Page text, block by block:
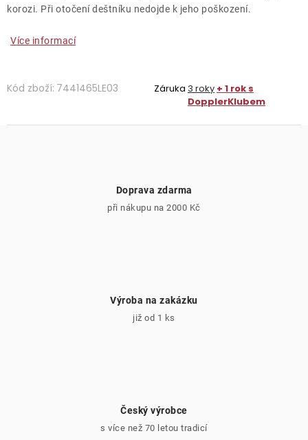
korozi. Při otočení deštníku nedojde k jeho poškození.
Více informací
Kód zboží: 7441465LE03 Záruka 3 roky + 1 rok s
DopplerKlubem
Doprava zdarma
při nákupu na 2000 Kč
Výroba na zakázku
již od 1 ks
Český výrobce
s více než 70 letou tradicí